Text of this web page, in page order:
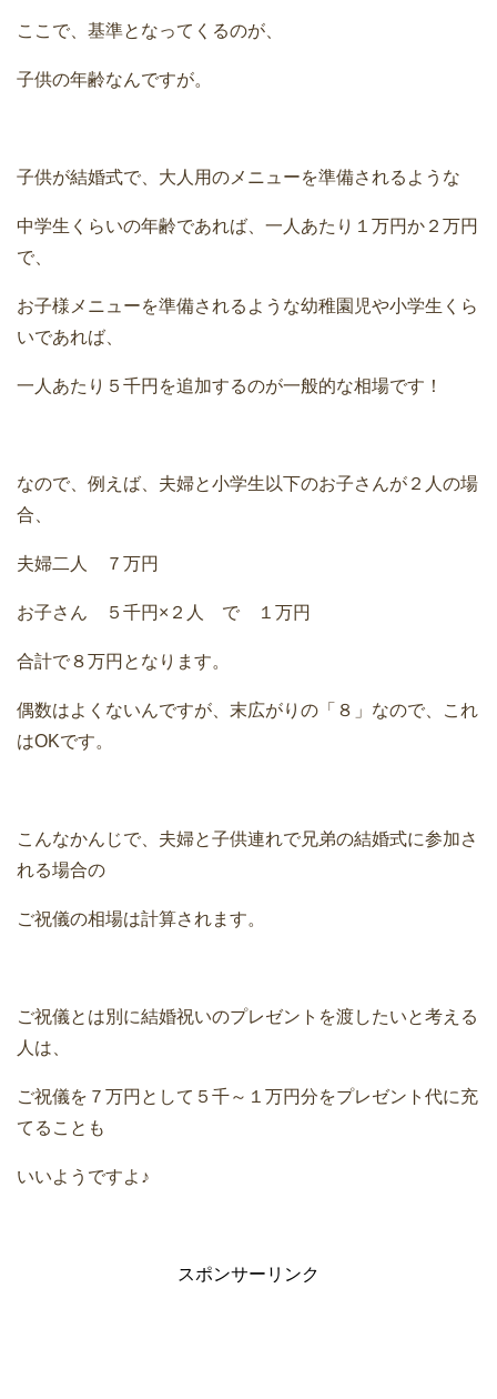
ここで、基準となってくるのが、
子供の年齢なんですが。
子供が結婚式で、大人用のメニューを準備されるような
中学生くらいの年齢であれば、一人あたり１万円か２万円
で、
お子様メニューを準備されるような幼稚園児や小学生くら
いであれば、
一人あたり５千円を追加するのが一般的な相場です！
なので、例えば、夫婦と小学生以下のお子さんが２人の場
合、
夫婦二人 ７万円
お子さん ５千円×２人 で １万円
合計で８万円となります。
偶数はよくないんですが、末広がりの「８」なので、これ
はOKです。
こんなかんじで、夫婦と子供連れで兄弟の結婚式に参加さ
れる場合の
ご祝儀の相場は計算されます。
ご祝儀とは別に結婚祝いのプレゼントを渡したいと考える
人は、
ご祝儀を７万円として５千～１万円分をプレゼント代に充
てることも
いいようですよ♪
スポンサーリンク